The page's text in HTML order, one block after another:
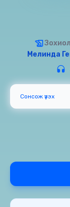
Мелинда
Сонсож үзэх